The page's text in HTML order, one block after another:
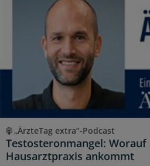
„ÄrzteTag extra“-Podcast
Testosteronmangel: Worauf
Hausarztpraxis ankommt